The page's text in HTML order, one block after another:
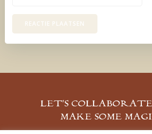
LET’S
MAKE SOME